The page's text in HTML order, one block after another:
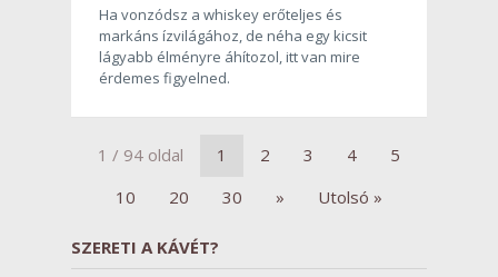
Ha vonzódsz a whiskey erőteljes és
markáns ízvilágához, de néha egy kicsit
lágyabb élményre áhítozol, itt van mire
érdemes figyelned.
1 / 94 oldal 1 2 3 4
5
10
20 30 » Utolsó »
SZERETI A KÁVÉT?